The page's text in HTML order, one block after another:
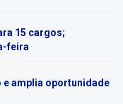
15 cargos;
feira
e amplia oportunidade